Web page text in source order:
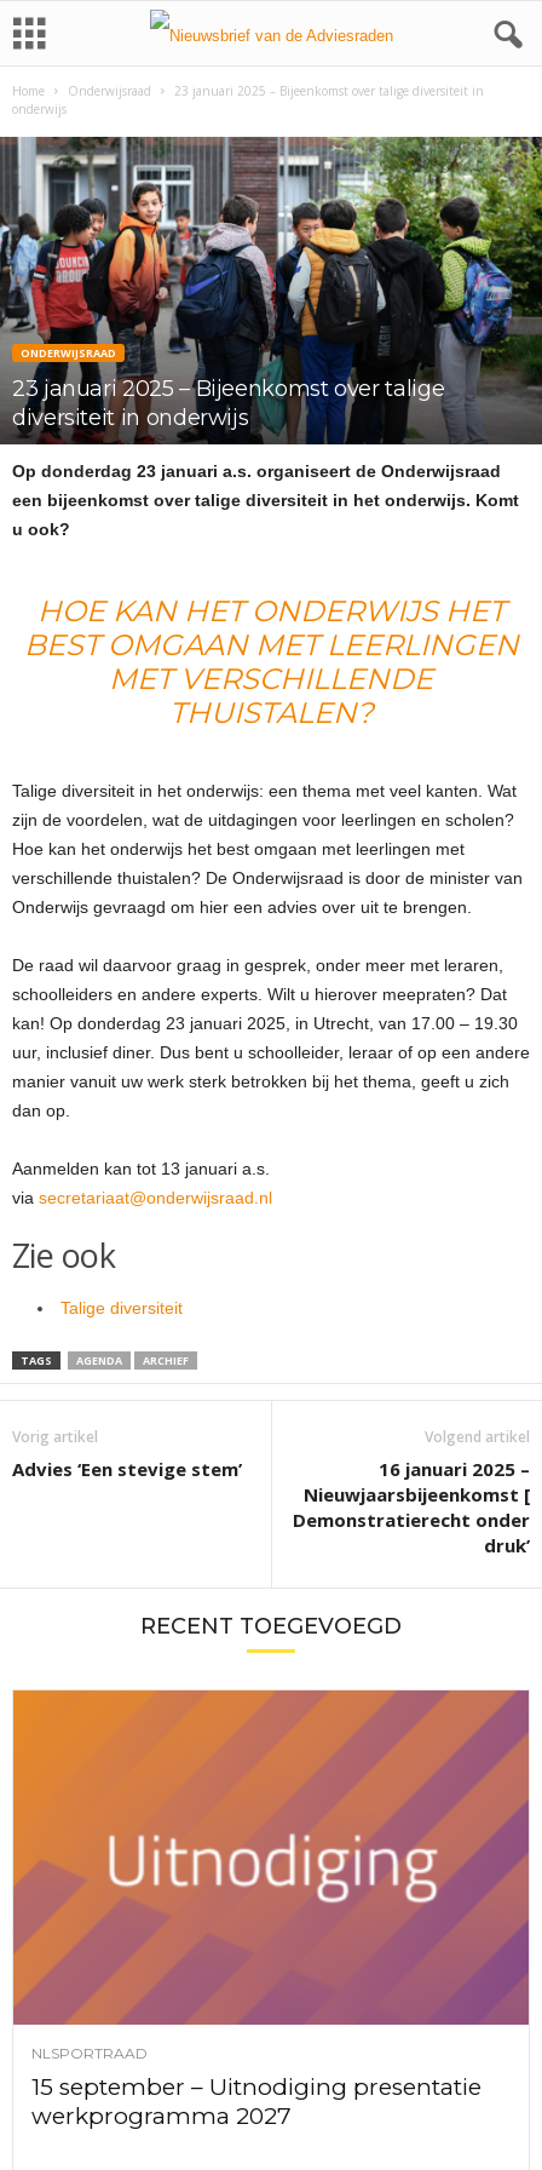
Home Onderwijsraad
23 januari 2025 – Bijeenkomst over talige diversiteit in
onderwijs
ONDERWIJSRAAD
23 januari 2025 – Bijeenkomst over talige
diversiteit in onderwijs
Op donderdag 23 januari a.s. organiseert de Onderwijsraad
een bijeenkomst over talige diversiteit in het onderwijs. Komt
u ook?
HOE KAN HET ONDERWIJS HET
BEST OMGAAN MET LEERLINGEN
MET VERSCHILLENDE
THUISTALEN?
Talige diversiteit in het onderwijs: een thema met veel kanten. Wat
zijn de voordelen, wat de uitdagingen voor leerlingen en scholen?
Hoe kan het onderwijs het best omgaan met leerlingen met
verschillende thuistalen? De Onderwijsraad is door de minister van
Onderwijs gevraagd om hier een advies over uit te brengen.
De raad wil daarvoor graag in gesprek, onder meer met leraren,
schoolleiders en andere experts. Wilt u hierover meepraten? Dat
kan! Op donderdag 23 januari 2025, in Utrecht, van 17.00 – 19.30
uur, inclusief diner. Dus bent u schoolleider, leraar of op een andere
manier vanuit uw werk sterk betrokken bij het thema, geeft u zich
dan op.
Aanmelden kan tot 13 januari a.s.
via secretariaat@onderwijsraad.nl
Zie ook
Talige diversiteit
TAGS AGENDA ARCHIEF
Vorig artikel
Advies ‘Een stevige stem’
Volgend artikel
16 januari 2025 –
Nieuwjaarsbijeenkomst [
Demonstratierecht onder
druk’
RECENT TOEGEVOEGD
NLSPORTRAAD
15 september – Uitnodiging presentatie
werkprogramma 2027